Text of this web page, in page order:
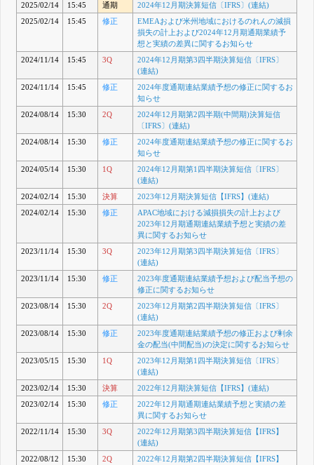
2025/02/14
15:45 通期
2024年12月期決算短信〔IFRS〕(連結)
2025/02/14
15:45 修正
EMEAおよび米州地域におけるのれんの減損
損失の計上および2024年12月期通期業績予
想と実績の差異に関するお知らせ
2024/11/14
15:45 3Q
2024年12月期第3四半期決算短信〔IFRS〕
(連結)
2024/11/14
15:45 修正
2024年度通期連結業績予想の修正に関するお
知らせ
2024/08/14
15:30 2Q
2024年12月期第2四半期(中間期)決算短信
〔IFRS〕(連結)
2024/08/14
15:30 修正
2024年度通期連結業績予想の修正に関するお
知らせ
2024/05/14
15:30 1Q
2024年12月期第1四半期決算短信〔IFRS〕
(連結)
2024/02/14
15:30 決算
2023年12月期決算短信【IFRS】(連結)
2024/02/14
15:30 修正
APAC地域における減損損失の計上および
2023年12月期通期連結業績予想と実績の差
異に関するお知らせ
2023/11/14
15:30 3Q
2023年12月期第3四半期決算短信〔IFRS〕
(連結)
2023/11/14
15:30 修正
2023年度通期連結業績予想および配当予想の
修正に関するお知らせ
2023/08/14
15:30 2Q
2023年12月期第2四半期決算短信〔IFRS〕
(連結)
2023/08/14
15:30 修正
2023年度通期連結業績予想の修正および剰余
金の配当(中間配当)の決定に関するお知らせ
2023/05/15
15:30 1Q
2023年12月期第1四半期決算短信〔IFRS〕
(連結)
2023/02/14
15:30 決算
2022年12月期決算短信【IFRS】(連結)
2023/02/14
15:30 修正
2022年12月期通期連結業績予想と実績の差
異に関するお知らせ
2022/11/14
15:30 3Q
2022年12月期第3四半期決算短信【IFRS】
(連結)
2022/08/12
15:30 2Q
2022年12月期第2四半期決算短信【IFRS】